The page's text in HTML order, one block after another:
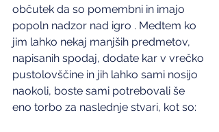
občutek da so pomembni in imajo
popoln nadzor nad igro . Medtem ko
jim lahko nekaj manjših predmetov,
napisanih spodaj, dodate kar v vrečko
pustolovščine in jih lahko sami nosijo
naokoli, boste sami potrebovali še
eno torbo za naslednje stvari, kot so: